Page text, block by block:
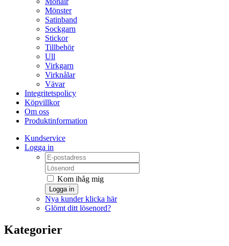
Mönster
Satinband
Sockgarn
Stickor
Tillbehör
Ull
Virkgarn
Virknålar
Vävar
Integritetspolicy
Köpvillkor
Om oss
Produktinformation
Kundservice
Logga in
Kom ihåg mig
Logga in
Nya kunder klicka här
Glömt ditt lösenord?
Kategorier